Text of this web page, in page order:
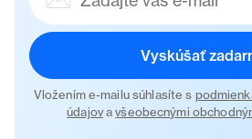
Vyskúšať
Vložením e-mailu súhlasíte s
údajovavšeobecnými